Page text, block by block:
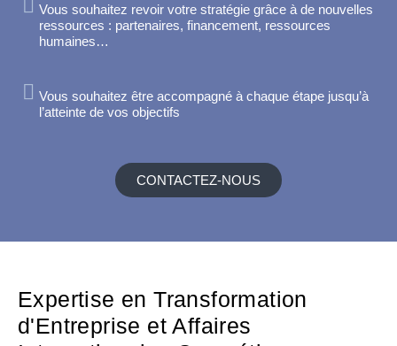
Vous souhaitez revoir votre stratégie grâce à de nouvelles
ressources : partenaires, financement, ressources
humaines…
Vous souhaitez être accompagné à chaque étape jusqu’à
l’atteinte de vos objectifs
CONTACTEZ-NOUS
Expertise en Transformation
d'Entreprise et Affaires